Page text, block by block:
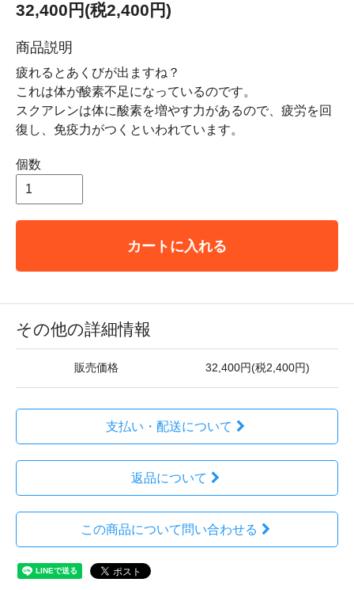
32,400円(税2,400円)
商品説明
疲れるとあくびが出ますね？
これは体が酸素不足になっているのです。
スクアレンは体に酸素を増やす力があるので、疲労を回
復し、免疫力がつくといわれています。
個数
カートに入れる
その他の詳細情報
販売価格 32,400円(税2,400円)
支払い・配送について
返品について
この商品について問い合わせる